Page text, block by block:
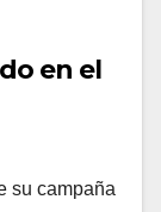
en el
su campaña